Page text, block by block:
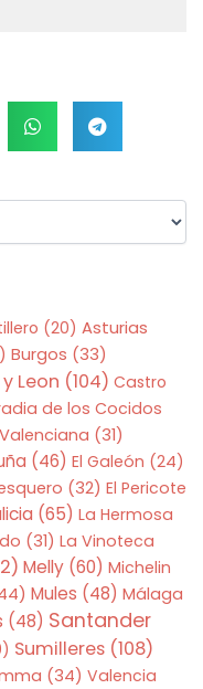
(20) Asturias
Burgos (33)
Leon (104) Castro
de los Cocidos
(31)
(46) El Galeón (24)
(32) El Pericote
(65) La Hermosa
(31) La Vinoteca
Melly(60) Michelin
Mules (48) Málaga
(48) Santander
Sumilleres(108)
(34) Valencia